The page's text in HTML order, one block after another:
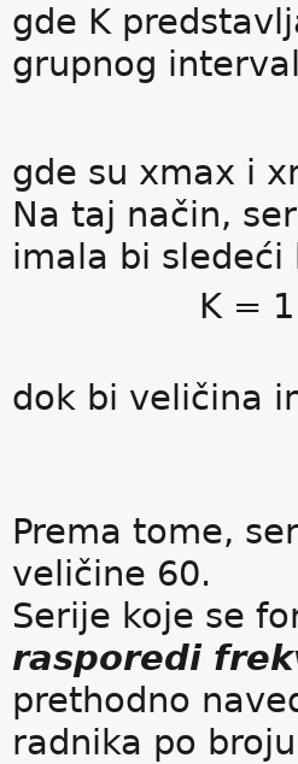
gde K
grupnog
gde su xmax i
Na taj način,
imala bi sledeći
K =
dok bi veličina
Prema tome,
veličine 60.
Serije koje se
rasporedi
prethodno
radnika po